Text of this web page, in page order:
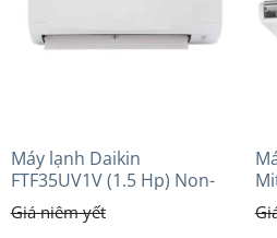
Máy lạnh Daikin
FTF35UV1V (1.5 Hp) Non-
inverter Thái lan
–